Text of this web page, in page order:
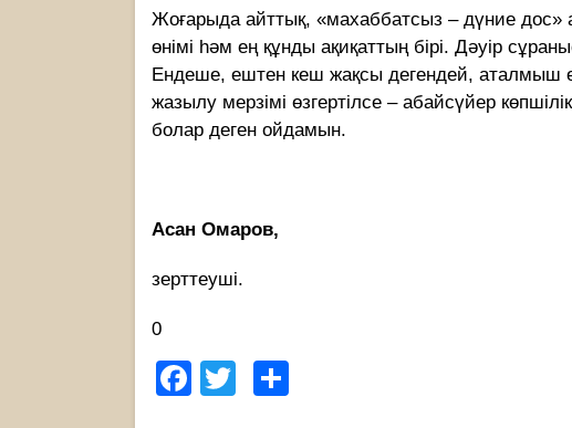
Жоғарыда айттық, «махаббатсыз – дүние
өнімі һәм ең құнды ақиқаттың бірі. Дәуір
Ендеше, ештен кеш жақсы дегендей, аталмыш
жазылу мерзімі өзгертілсе – абайсүйер
болар деген ойдамын.
Асан Омаров,
зерттеуші.
0
Facebook
Twitter